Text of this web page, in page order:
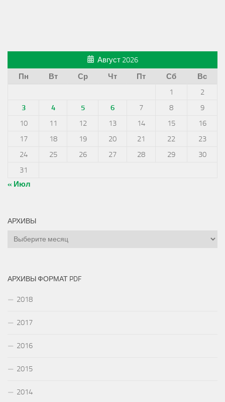
Август 2026
Пн
Вт Ср Чт Пт Сб
Вс
1
2
3
4 5 6 7 8
9
10
11 12 13 14 15
16
17
18 19 20 21 22
23
24
25 26 27 28 29
30
31
« Июл
АРХИВЫ
Архивы
АРХИВЫ ФОРМАТ PDF
2018
2017
2016
2015
2014